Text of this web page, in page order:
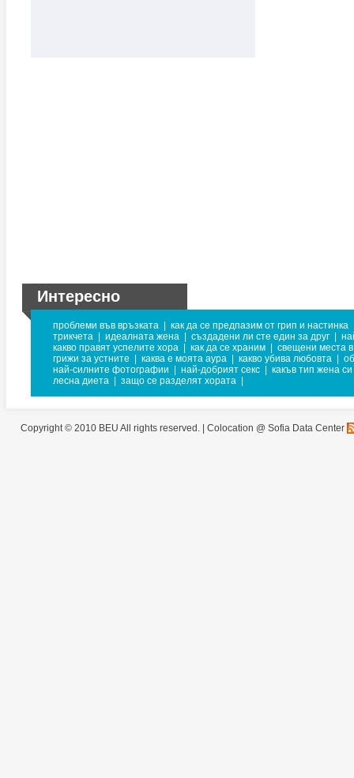
Интересно
проблеми във връзката как да се предпазим от грип и настинка
трикчета
идеалната жена създадени ли сте един за друг
какво правят успелите хора
как да се храним
свещени места
грижи за устните
каква е моята аура какво убива любовта
най-силните фотографии
най-добрият секс
какъв тип жена си
лесна диета
защо се разделят хората
Copyright © 2010 BEU All rights reserved. | Colocation @ Sofia Data Center